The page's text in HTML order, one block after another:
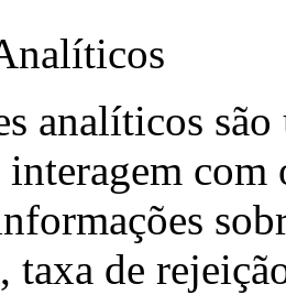
analíticos são
com
taxa de